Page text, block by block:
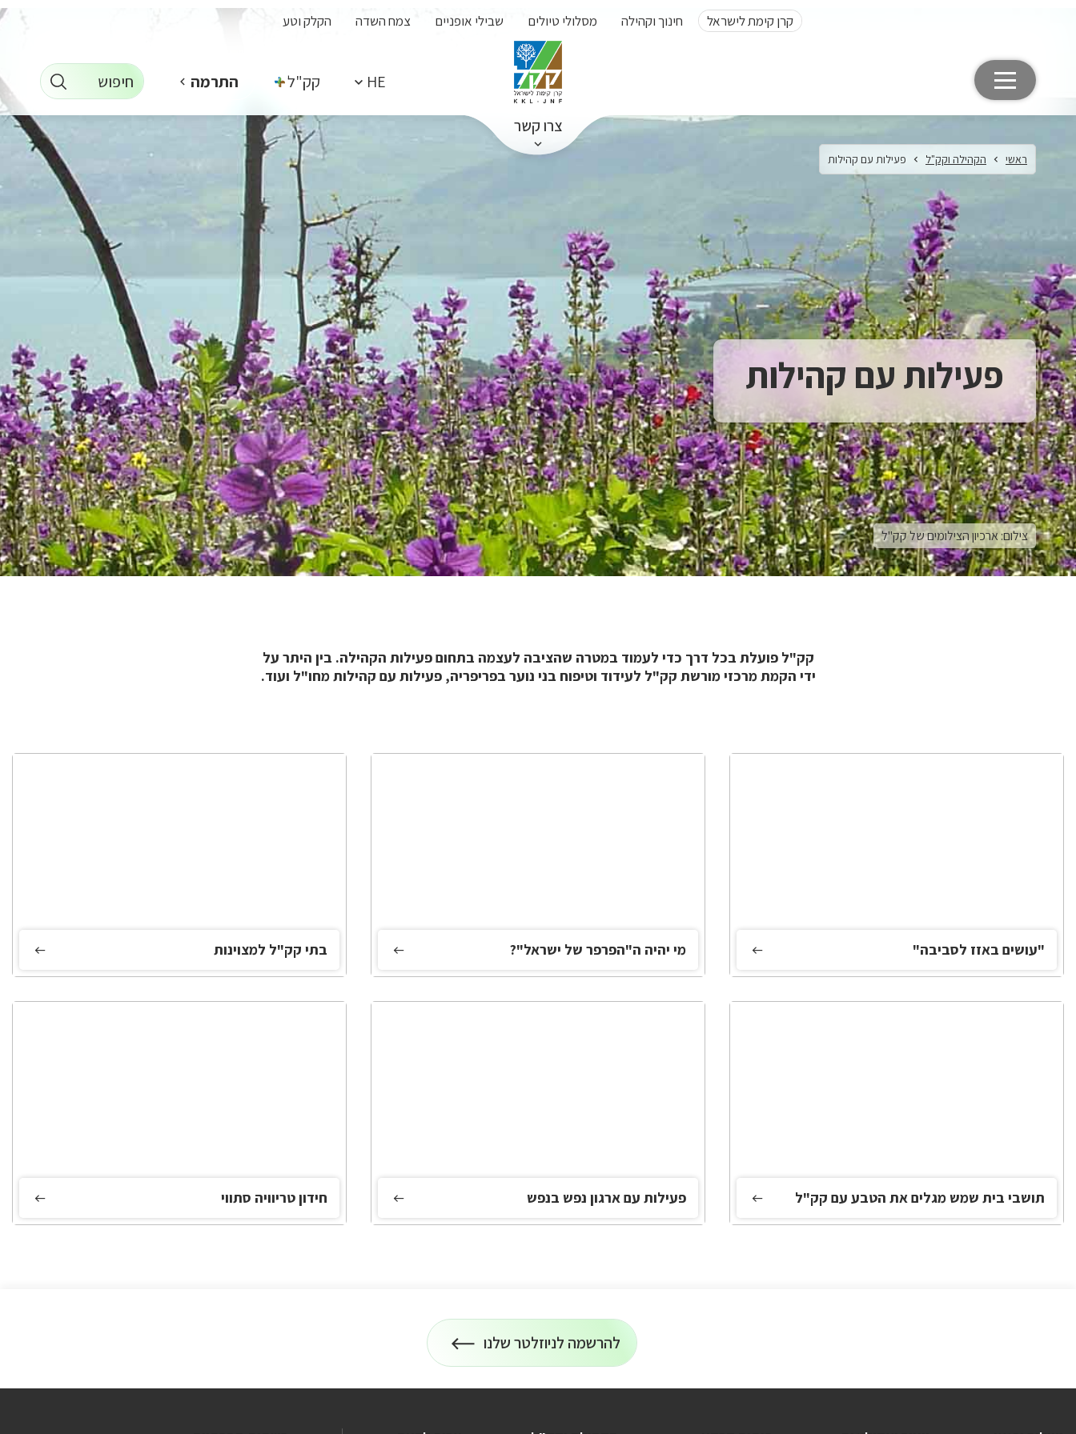
קרן קימת לישראל חינוך וקהילה מסלולי טיולים שבילי אופניים צמח השדה הקלק וטע
צרו קשר
HE קק"ל + התרמה חיפוש
ראשי הקהילה וקק"ל פעילות עם קהילות
פעילות עם קהילות
צילום: ארכיון הצילומים של קק"ל
קק"ל פועלת בכל דרך כדי לעמוד במטרה שהציבה לעצמה בתחום פעילות הקהילה. בין היתר על
ידי הקמת מרכזי מורשת קק"ל לעידוד וטיפוח בני נוער בפריפריה, פעילות עם קהילות מחו"ל ועוד.
"עושים באזז לסביבה" מי יהיה ה"הפרפר של ישראל"? בתי קק"ל למצוינות
תושבי בית שמש מגלים את הטבע עם קק"ל פעילות עם ארגון נפש בנפש חידון טריוויה סתווי
הרשמה
לניוזלטר
להרשמה לניוזלטר שלנו
על
כל
ופעילויות